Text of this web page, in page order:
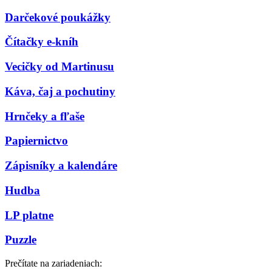
Darčekové poukážky
Čítačky e-kníh
Vecičky od Martinusu
Káva, čaj a pochutiny
Hrnčeky a fľaše
Papiernictvo
Zápisníky a kalendáre
Hudba
LP platne
Puzzle
Prečítate na zariadeniach: